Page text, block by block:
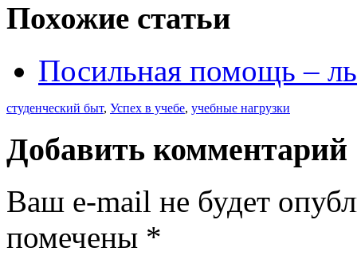
Похожие статьи
Посильная помощь –
студенческий быт, Успех в учебе, учебные нагрузки
Добавить комментарий
Ваш e-mail не будет
помечены *